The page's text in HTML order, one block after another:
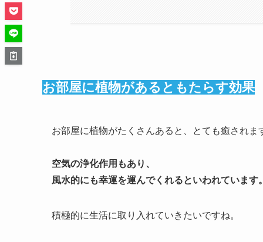
お部屋に植物があるともたらす効果
お部屋に植物がたくさんあると、とても癒されま
空気の浄化作用もあり、
風水的にも幸運を運んでくれるといわれています。
積極的に生活に取り入れていきたいですね。